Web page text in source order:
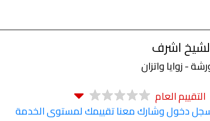
اشرف
- زوايا واتزان
التقييم العام
دخول وشارك معنا تقييمك لمستوى الخدمة